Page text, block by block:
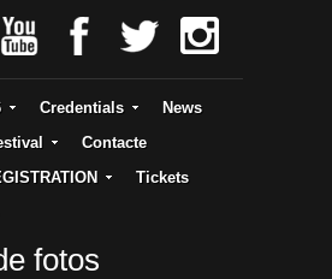
Credentials
News
Contacte
Tickets
fotos